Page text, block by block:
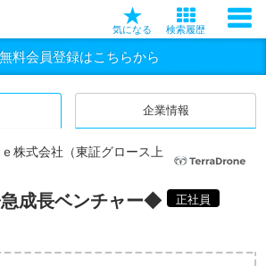
気になる 検索履歴
無料会員登録はこちらから
企業情報
株式会社（東証グロース上
成長ベンチャー◆ 正社員